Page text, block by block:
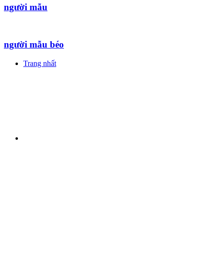
người mẫu
người mẫu béo
Trang nhất